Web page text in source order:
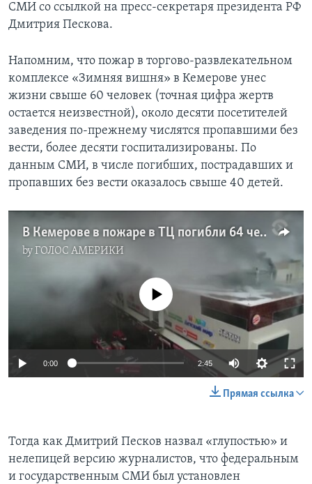
СМИ со ссылкой на пресс-секретаря президента РФ
Дмитрия Пескова.
Напомним, что пожар в торгово-развлекательном
комплексе «Зимняя вишня» в Кемерове унес
жизни свыше 60 человек (точная цифра жертв
остается неизвестной), около десяти посетителей
заведения по-прежнему числятся пропавшими без
вести, более десяти госпитализированы. По
данным СМИ, в числе погибших, пострадавших и
пропавших без вести оказалось свыше 40 детей.
В Кемерове в пожаре в ТЦ погибли 64 человека
byГОЛОС АМЕРИКИ
No media source currently available
0:00 2:45
Прямая ссылка
Тогда как Дмитрий Песков назвал «глупостью» и
нелепицей версию журналистов, что федеральным
и государственным СМИ был установлен